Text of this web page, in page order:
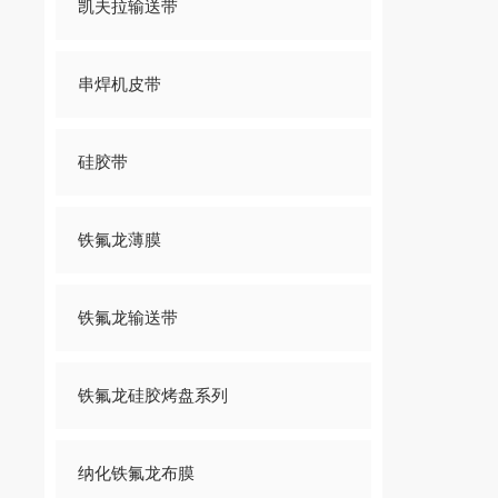
凯夫拉输送带
串焊机皮带
硅胶带
铁氟龙薄膜
铁氟龙输送带
铁氟龙硅胶烤盘系列
纳化铁氟龙布膜